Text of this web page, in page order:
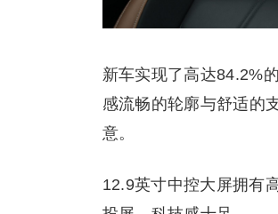
新车实现了高达84.2%
感流畅的轮廓与舒适的
意。
12.9英寸中控大屏拥有